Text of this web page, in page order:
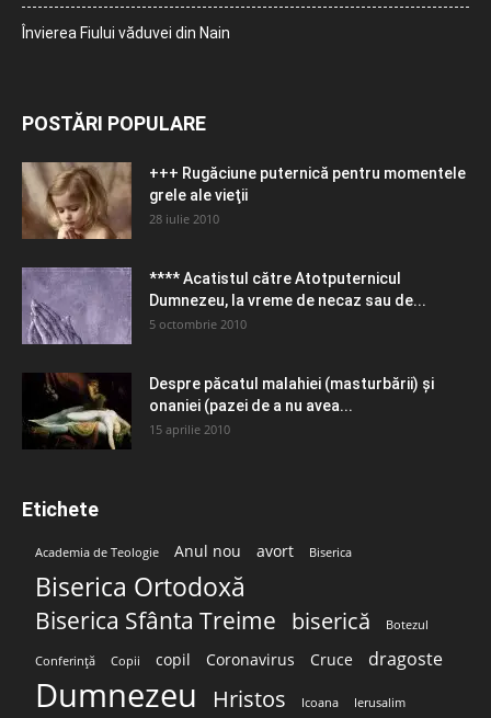
Învierea Fiului văduvei din Nain
POSTĂRI POPULARE
+++ Rugăciune puternică pentru momentele
grele ale vieţii
28 iulie 2010
**** Acatistul către Atotputernicul
Dumnezeu, la vreme de necaz sau de...
5 octombrie 2010
Despre păcatul malahiei (masturbării) şi
onaniei (pazei de a nu avea...
15 aprilie 2010
Etichete
Academia de Teologie Anul nou avort Biserica
Biserica Ortodoxă
Biserica Sfânta Treime biserică Botezul
Conferință Copii copil Coronavirus Cruce dragoste
Dumnezeu Hristos Icoana Ierusalim